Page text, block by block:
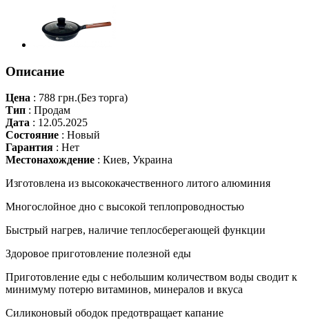
Описание
Цена : 788 грн.(Без торга)
Тип : Продам
Дата : 12.05.2025
Состояние : Новый
Гарантия : Нет
Местонахождение : Киев, Украина
Изготовлена из высококачественного литого алюминия
Многослойное дно с высокой теплопроводностью
Быстрый нагрев, наличие теплосберегающей функции
Здоровое приготовление полезной еды
Приготовление еды с небольшим количеством воды сводит к
минимуму потерю витаминов, минералов и вкуса
Силиконовый ободок предотвращает капание